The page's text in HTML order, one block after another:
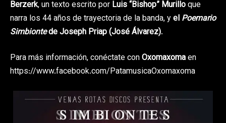
Berzerk, un texto escrito por Luis “Bishop” Murilloque
narra los 44 años de trayectoria de la banda, yel Poemario
Simbiontede Joseph Priap (José Álvarez).
Para más información, conéctate conOxomaxomaen
https://www.facebook.com/PatamusicaOxomaxoma